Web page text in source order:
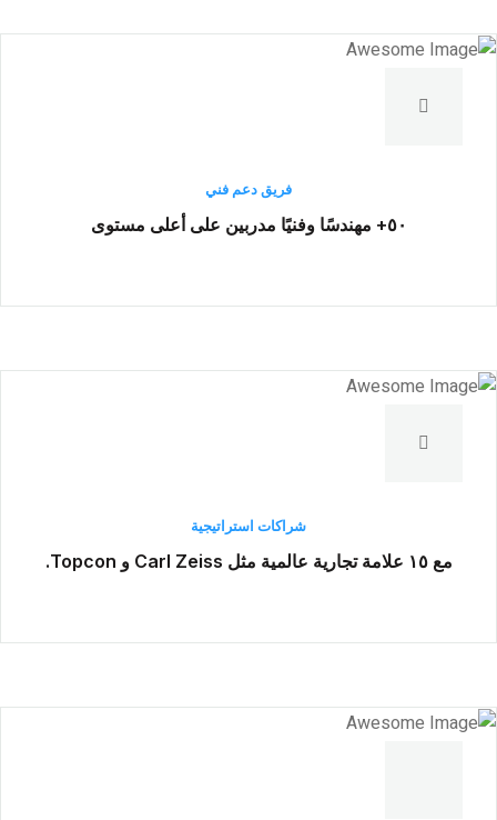
فريق دعم فني
٥۰+ مهندسًا وفنيًا مدربين على أعلى مستوى
شراكات استراتيجية
مع ۱٥ علامة تجارية عالمية مثل Carl Zeiss و Topcon.